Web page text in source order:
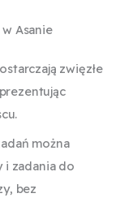
Asanie
zwięzłe
można
zadania do
bez